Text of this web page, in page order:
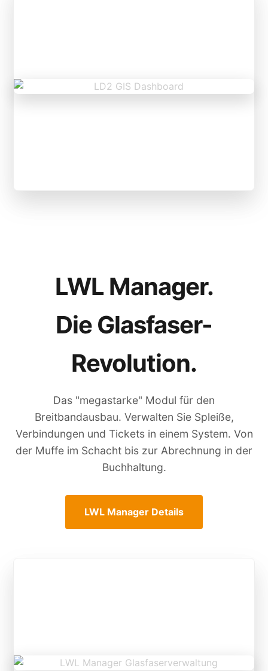
LWL Manager.
Die Glasfaser-
Revolution.
Das "megastarke" Modul für den
Breitbandausbau. Verwalten Sie Spleiße,
Verbindungen und Tickets in einem System. Von
der Muffe im Schacht bis zur Abrechnung in der
Buchhaltung.
LWL Manager Details